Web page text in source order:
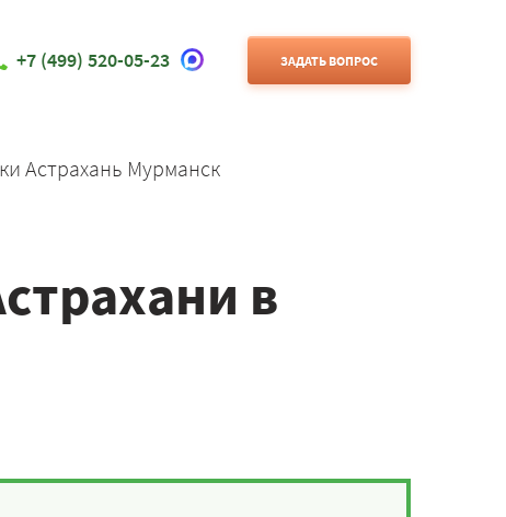
+7 (499) 520-05-23 ЗАДАТЬ ВОПРОС
Астрахань Мурманск
в